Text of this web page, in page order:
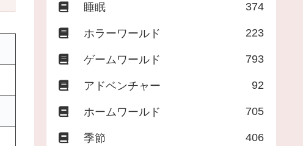
睡眠 374
ホラーワールド 223
ゲームワールド 793
アドベンチャー 92
ホームワールド 705
季節 406